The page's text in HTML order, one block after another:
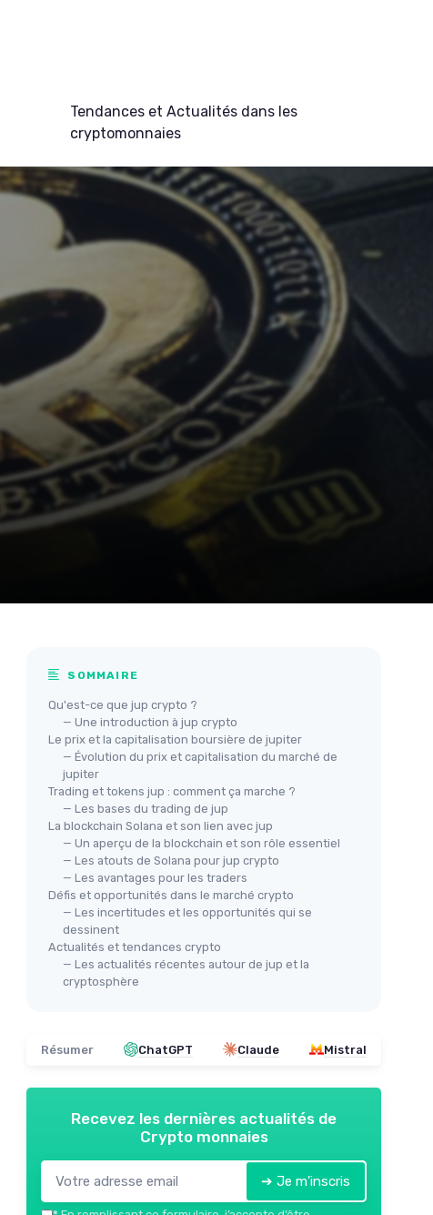
Tendances et Actualités dans les
cryptomonnaies
SOMMAIRE
Qu'est-ce que jup crypto ?
— Une introduction à jup crypto
Le prix et la capitalisation boursière de jupiter
— Évolution du prix et capitalisation du marché de
jupiter
Trading et tokens jup : comment ça marche ?
— Les bases du trading de jup
La blockchain Solana et son lien avec jup
— Un aperçu de la blockchain et son rôle essentiel
— Les atouts de Solana pour jup crypto
— Les avantages pour les traders
Défis et opportunités dans le marché crypto
— Les incertitudes et les opportunités qui se
dessinent
Actualités et tendances crypto
— Les actualités récentes autour de jup et la
cryptosphère
Résumer ChatGPT Claude Mistral
Recevez les dernières actualités de
Crypto monnaies
➔ Je m'inscris